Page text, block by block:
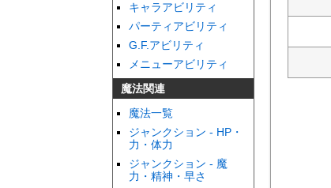
キャラアビリティ
パーティアビリティ
G.F.アビリティ
メニューアビリティ
魔法関連
魔法一覧
ジャンクション - HP・
力・体力
ジャンクション - 魔
力・精神・早さ